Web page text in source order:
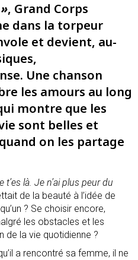
, Grand Corps
dans la torpeur
et devient, au-
Une chanson
les amours au long
montre que les
sont belles et
on les partage
t’es là. Je n’ai plus peur du
de la beauté à l’idée de
? Se choisir encore,
les obstacles et les
de la vie quotidienne ?
a rencontré sa femme, il ne